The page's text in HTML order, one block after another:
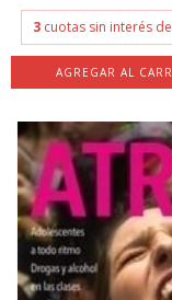
3 cuotas sin interés de